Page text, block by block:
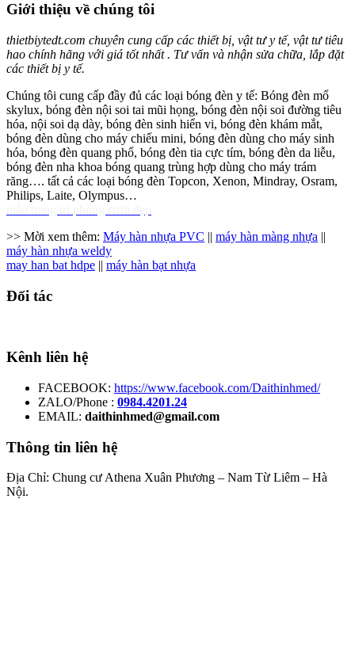
Giới thiệu về chúng tôi
thietbiytedt.com chuyên cung cấp các thiết bị, vật tư y tế, vật tư tiêu
hao chính hãng với giá tốt nhất . Tư vấn và nhận sửa chữa, lắp đặt
các thiết bị y tế.
Chúng tôi cung cấp đầy đủ các loại bóng đèn y tế: Bóng đèn mổ
skylux, bóng đèn nội soi tai mũi họng, bóng đèn nội soi đường tiêu
hóa, nội soi dạ dày, bóng đèn sinh hiển vi, bóng đèn khám mắt,
bóng đèn dùng cho máy chiếu mini, bóng đèn dùng cho máy sinh
hóa, bóng đèn quang phổ, bóng đèn tia cực tím, bóng đèn da liễu,
bóng đèn nha khoa bóng quang trùng hợp dùng cho máy trám
răng…. tất cả các loại bóng đèn Topcon, Xenon, Mindray, Osram,
Philips, Laite, Olympus…
>> Mời xem thêm: Máy hàn nhựa PVC || máy hàn màng nhựa ||
máy hàn nhựa weldy
may han bat hdpe || máy hàn bạt nhựa
Đối tác
Kênh liên hệ
FACEBOOK: https://www.facebook.com/Daithinhmed/
ZALO/Phone : 0984.4201.24
EMAIL: daithinhmed@gmail.com
Thông tin liên hệ
Địa Chỉ: Chung cư Athena Xuân Phương – Nam Từ Liêm – Hà
Nội.